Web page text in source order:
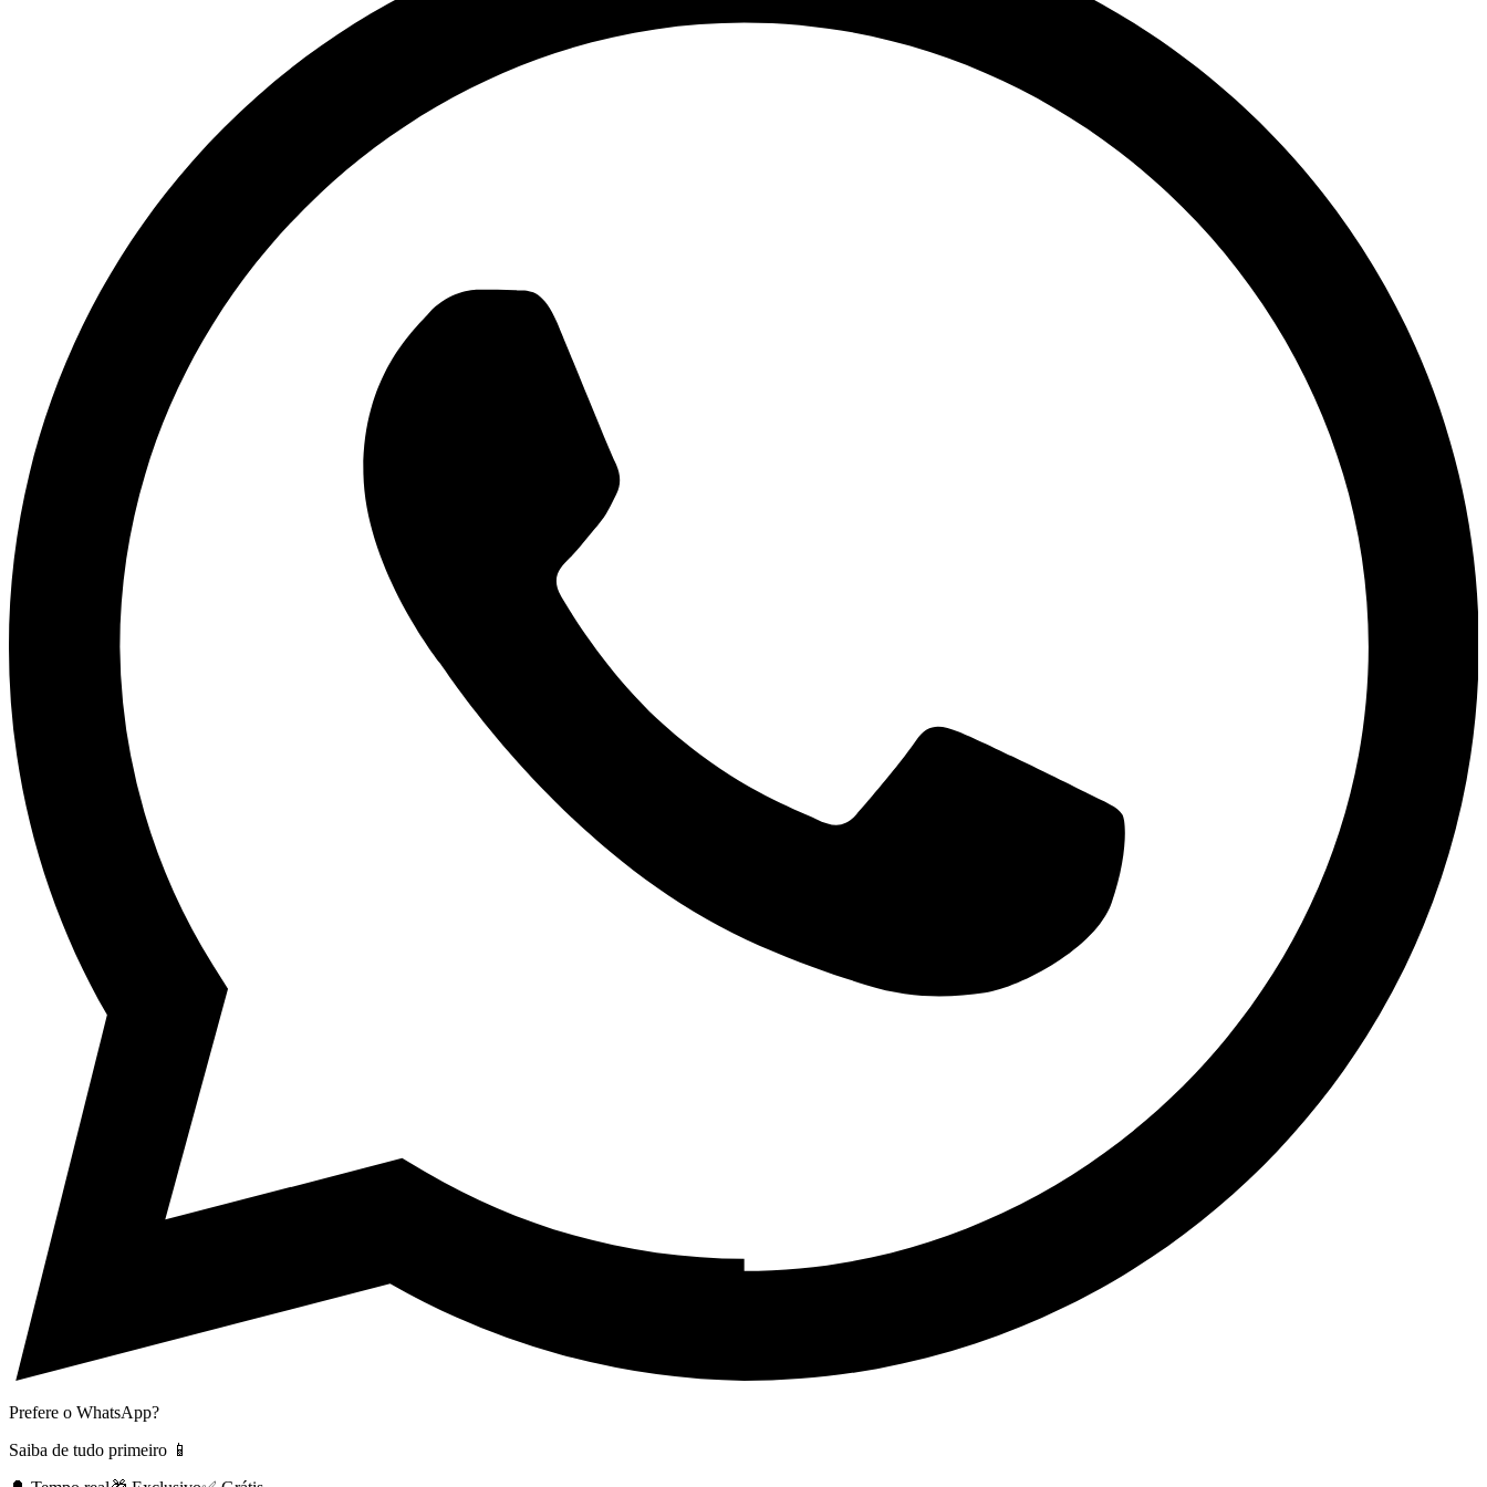
Prefere o WhatsApp?
Saiba de tudo primeiro 📱